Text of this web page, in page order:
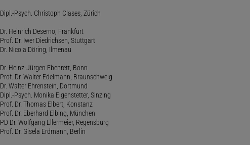
Dipl.-Psych. Christoph Clases, Zürich
Dr. Heinrich Deserno, Frankfurt
Prof. Dr. Iwer Diedrichsen, Stuttgart
Dr. Nicola Döring, Ilmenau
Dr. Heinz-Jürgen Ebenrett, Bonn
Prof. Dr. Walter Edelmann, Braunschweig
Dr. Walter Ehrenstein, Dortmund
Dipl.-Psych. Monika Eigenstetter, Sinzing
Prof. Dr. Thomas Elbert, Konstanz
Prof. Dr. Eberhard Elbing, München
PD Dr. Wolfgang Ellermeier, Regensburg
Prof. Dr. Gisela Erdmann, Berlin